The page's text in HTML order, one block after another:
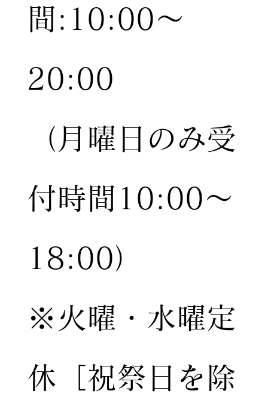
間:10:00〜
20:00
（月曜日のみ受
付時間10:00〜
18:00）
※火曜・水曜定
休［祝祭日を除